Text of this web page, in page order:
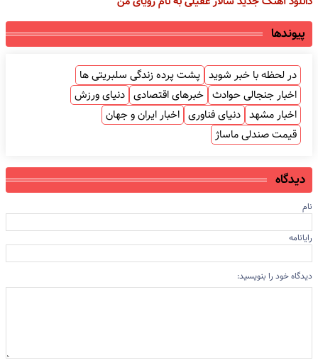
پیوندها
در لحظه با خبر شوید پشت پرده زندگی سلبریتی ها
اخبار جنجالی حوادث خبرهای اقتصادی دنیای ورزش
اخبار مشهد دنیای فناوری اخبار ایران و جهان
قیمت صندلی ماساژ
دیدگاه
نام
رایانامه
دیدگاه خود را بنویسید: